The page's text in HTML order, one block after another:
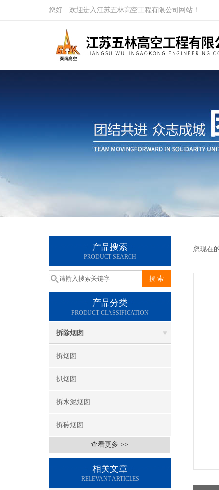
您好，欢迎进入江苏五林高空工程有限公司网站！
产品搜索
PRODUCT SEARCH
产品分类
PRODUCT CLASSIFICATION
拆除烟囱
拆烟囱
扒烟囱
拆水泥烟囱
拆砖烟囱
查看更多 >>
相关文章
RELEVANT ARTICLES
您现在